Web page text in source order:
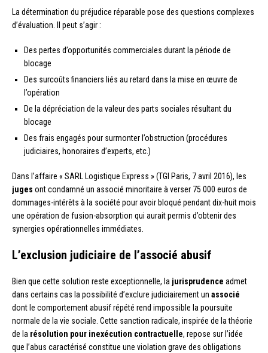
La détermination du préjudice réparable pose des questions complexes
d’évaluation. Il peut s’agir :
Des pertes d’opportunités commerciales durant la période de
blocage
Des surcoûts financiers liés au retard dans la mise en œuvre de
l’opération
De la dépréciation de la valeur des parts sociales résultant du
blocage
Des frais engagés pour surmonter l’obstruction (procédures
judiciaires, honoraires d’experts, etc.)
Dans l’affaire « SARL Logistique Express » (TGI Paris, 7 avril 2016), les
juges ont condamné un associé minoritaire à verser 75 000 euros de
dommages-intérêts à la société pour avoir bloqué pendant dix-huit mois
une opération de fusion-absorption qui aurait permis d’obtenir des
synergies opérationnelles immédiates.
L’exclusion judiciaire de l’associé abusif
Bien que cette solution reste exceptionnelle, la jurisprudence admet
dans certains cas la possibilité d’exclure judiciairement un associé
dont le comportement abusif répété rend impossible la poursuite
normale de la vie sociale. Cette sanction radicale, inspirée de la théorie
de la résolution pour inexécution contractuelle, repose sur l’idée
que l’abus caractérisé constitue une violation grave des obligations